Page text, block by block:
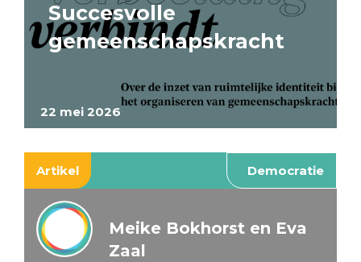
22 mei 2026
Succesvolle
gemeenschapskracht
Artikel Democratie
Meike Bokhorst en Eva
Zaal